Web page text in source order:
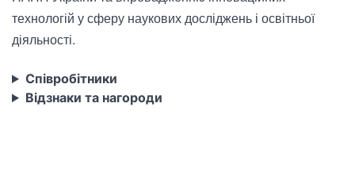
технологій у сферу наукових досліджень і освітньої
діяльності.
Співробітники
Відзнаки та нагороди